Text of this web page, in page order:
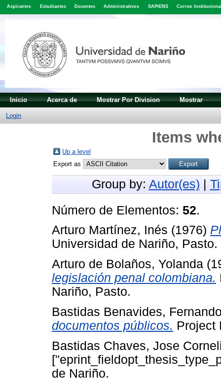
Aspirantes Estudiantes Docentes Administrativos SAPIENS Correo
Inicio Acerca de Mostrar Por Division Mostrar
Login
Items
Up a level
Export as
Group by: Autor(es) |
Número de Elementos: 52.
Arturo Martínez, Inés (1976)
Universidad de Nariño, Pasto.
Arturo de Bolaños, Yolanda
legislación penal colombiana.
Nariño, Pasto.
Bastidas Benavides,
documentos públicos. Project
Bastidas Chaves, Jose
de Nariño.